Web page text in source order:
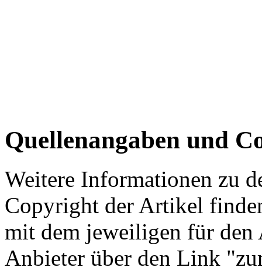
Quellenangaben und
Weitere Informationen zu
Copyright der Artikel
mit dem jeweiligen für
Anbieter über den Link